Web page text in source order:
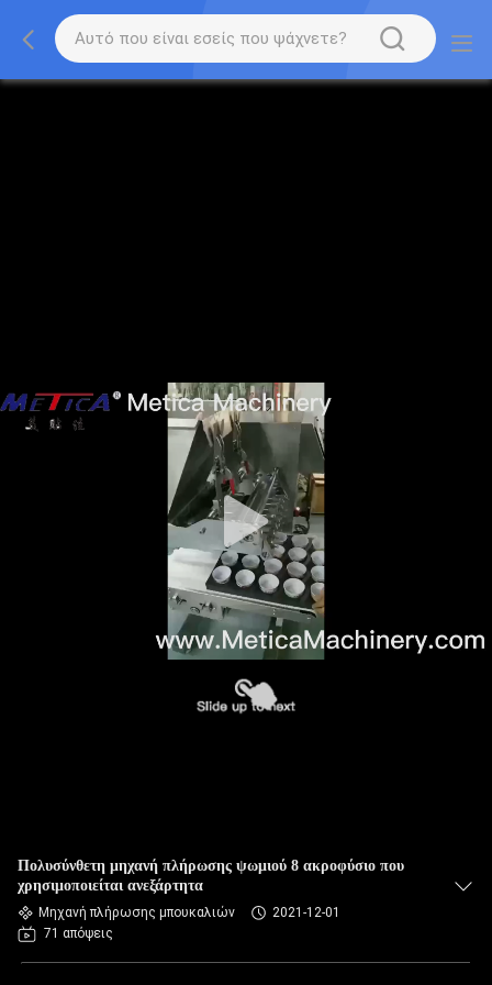
Πολυσύνθετη μηχανή πλήρωσης ψωμιού 8 ακροφύσιο που
χρησιμοποιείται ανεξάρτητα
Μηχανή πλήρωσης μπουκαλιών
2021-12-01
71 απόψεις